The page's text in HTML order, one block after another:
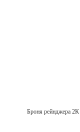
Броня рейнджера 2К